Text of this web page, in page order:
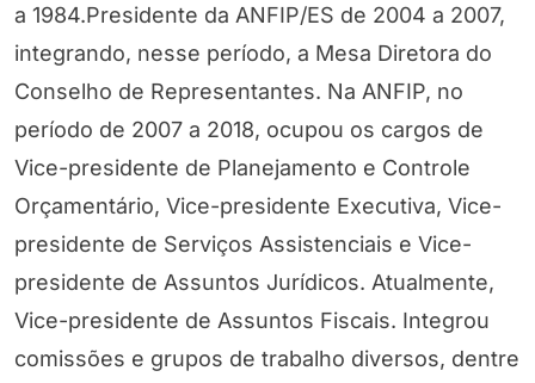
a 1984.Presidente da ANFIP/ES de 2004 a 2007,
integrando, nesse período, a Mesa Diretora do
Conselho de Representantes. Na ANFIP, no
período de 2007 a 2018, ocupou os cargos de
Vice-presidente de Planejamento e Controle
Orçamentário, Vice-presidente Executiva, Vice-
presidente de Serviços Assistenciais e Vice-
presidente de Assuntos Jurídicos. Atualmente,
Vice-presidente de Assuntos Fiscais. Integrou
comissões e grupos de trabalho diversos, dentre